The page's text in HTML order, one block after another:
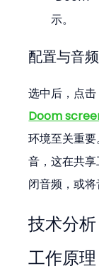
示。
配置与音频
选中后，点
Doom
环境至关重
音，这在共
闭音频，或将
技术分
工作原理